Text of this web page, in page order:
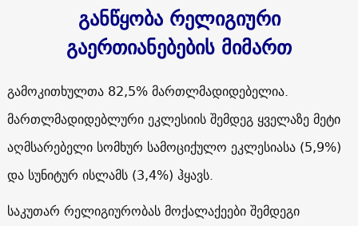
განწყობა რელიგიური
გაერთიანებების მიმართ
გამოკითხულთა 82,5% მართლმადიდებელია.
მართლმადიდებლური ეკლესიის შემდეგ ყველაზე მეტი
აღმსარებელი სომხურ სამოციქულო ეკლესიასა (5,9%)
და სუნიტურ ისლამს (3,4%) ჰყავს.
საკუთარ რელიგიურობას მოქალაქეები შემდეგი